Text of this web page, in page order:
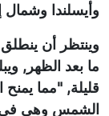
وأيسلندا وشمال
وينتظر أن
ما بعد الظهر,
قليلة, "مما
الشمس وهي في